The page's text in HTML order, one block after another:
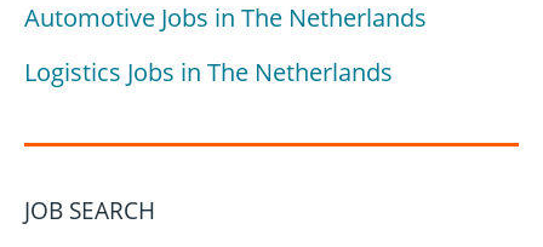
Automotive Jobs in The Netherlands
Logistics Jobs in The Netherlands
JOB SEARCH